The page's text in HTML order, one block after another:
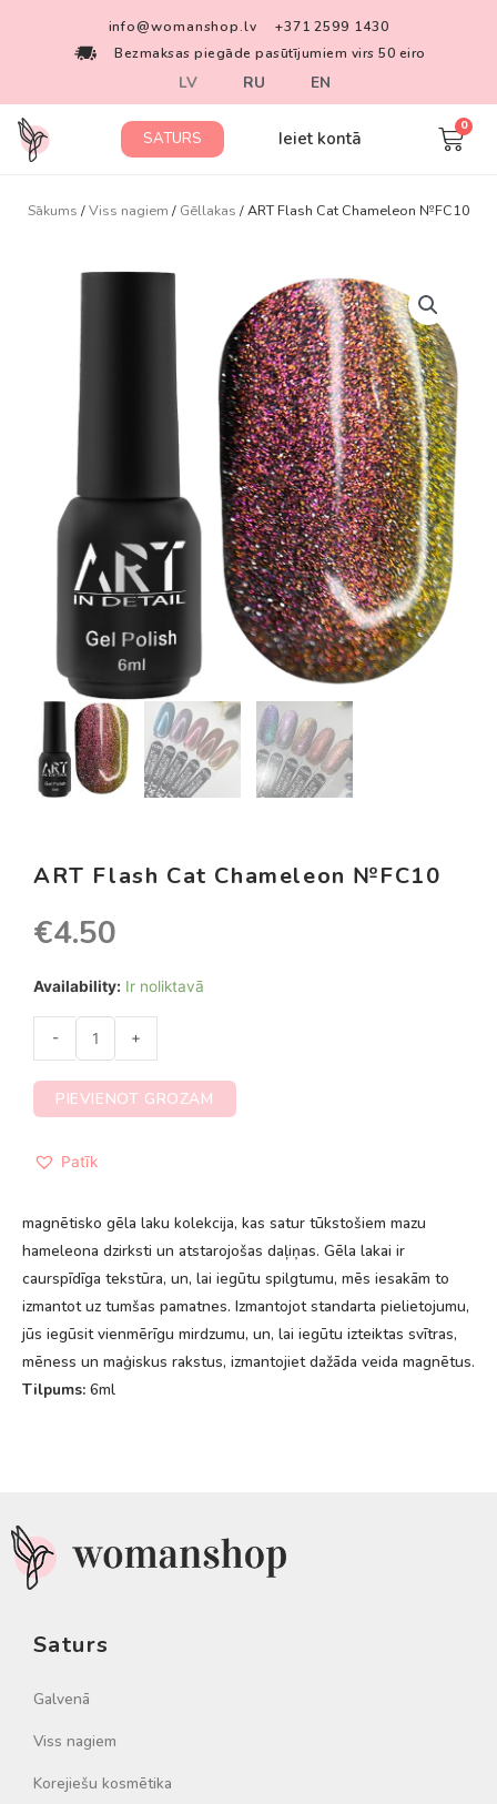
info@womanshop.lv
+371 2599 1430
Bezmaksas piegāde pasūtījumiem virs 50 eiro
LV RU EN
SATURS Ieiet kontā
Sākums /Viss nagiem / Gēllakas / ART Flash Cat Chameleon №FC10
ART Flash Cat Chameleon №FC10
€4.50
Availability: Ir noliktavā
- +
PIEVIENOT GROZAM
Patīk
magnētisko gēla laku kolekcija, kas satur tūkstošiem mazu
hameleona dzirksti un atstarojošas daļiņas. Gēla lakai ir
caurspīdīga tekstūra, un, lai iegūtu spilgtumu, mēs iesakām to
izmantot uz tumšas pamatnes. Izmantojot standarta pielietojumu,
jūs iegūsit vienmērīgu mirdzumu, un, lai iegūtu izteiktas svītras,
mēness un maģiskus rakstus, izmantojiet dažāda veida magnētus.
Tilpums: 6ml
Saturs
Galvenā
Viss nagiem
Korejiešu kosmētika